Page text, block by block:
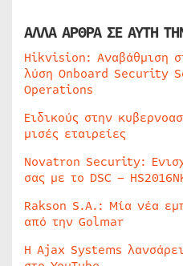
ΑΛΛΑ ΑΡΘΡΑ ΣΕ ΑΥΤΗ
Hikvision: Αναβάθμιση
λύση Onboard Security
Operations
Ειδικούς στην
μισές εταιρείες
Novatron Security:
σας με το DSC –
Rakson S.A.: Μία νέα
από την Golmar
Η Ajax Systems